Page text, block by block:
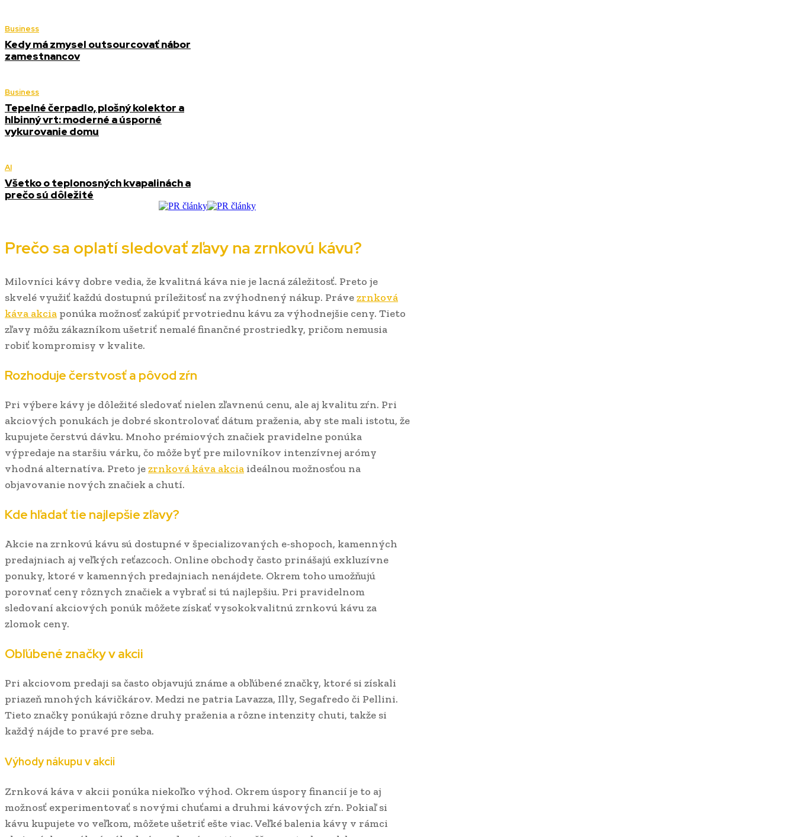
Business
Kedy má zmysel outsourcovať nábor
zamestnancov
Business
Tepelné čerpadlo, plošný kolektor a
hlbinný vrt: moderné a úsporné
vykurovanie domu
AI
Všetko o teplonosných kvapalinách a
prečo sú dôležité
Prečo sa oplatí sledovať zľavy na zrnkovú kávu?
Milovníci kávy dobre vedia, že kvalitná káva nie je lacná záležitosť. Preto je
skvelé využiť každú dostupnú príležitosť na zvýhodnený nákup. Právezrnková
káva akcia ponúka možnosť zakúpiť prvotriednu kávu za výhodnejšie ceny. Tieto
zľavy môžu zákazníkom ušetriť nemalé finančné prostriedky, pričom nemusia
robiť kompromisy v kvalite.
Rozhoduje čerstvosť a pôvod zŕn
Pri výbere kávy je dôležité sledovať nielen zľavnenú cenu, ale aj kvalitu zŕn. Pri
akciových ponukách je dobré skontrolovať dátum praženia, aby ste mali istotu, že
kupujete čerstvú dávku. Mnoho prémiových značiek pravidelne ponúka
výpredaje na staršiu várku, čo môže byť pre milovníkov intenzívnej arómy
vhodná alternatíva. Preto jezrnková káva akcia ideálnou možnosťou na
objavovanie nových značiek a chutí.
Kde hľadať tie najlepšie zľavy?
Akcie na zrnkovú kávu sú dostupné v špecializovaných e-shopoch, kamenných
predajniach aj veľkých reťazcoch. Online obchody často prinášajú exkluzívne
ponuky, ktoré v kamenných predajniach nenájdete. Okrem toho umožňujú
porovnať ceny rôznych značiek a vybrať si tú najlepšiu. Pri pravidelnom
sledovaní akciových ponúk môžete získať vysokokvalitnú zrnkovú kávu za
zlomok ceny.
Obľúbené značky v akcii
Pri akciovom predaji sa často objavujú známe a obľúbené značky, ktoré si získali
priazeň mnohých kávičkárov. Medzi ne patria Lavazza, Illy, Segafredo či Pellini.
Tieto značky ponúkajú rôzne druhy praženia a rôzne intenzity chuti, takže si
každý nájde to pravé pre seba.
Výhody nákupu v akcii
Zrnková káva v akcii ponúka niekoľko výhod. Okrem úspory financií je to aj
možnosť experimentovať s novými chuťami a druhmi kávových zŕn. Pokiaľ si
kávu kupujete vo veľkom, môžete ušetriť ešte viac. Veľké balenia kávy v rámci